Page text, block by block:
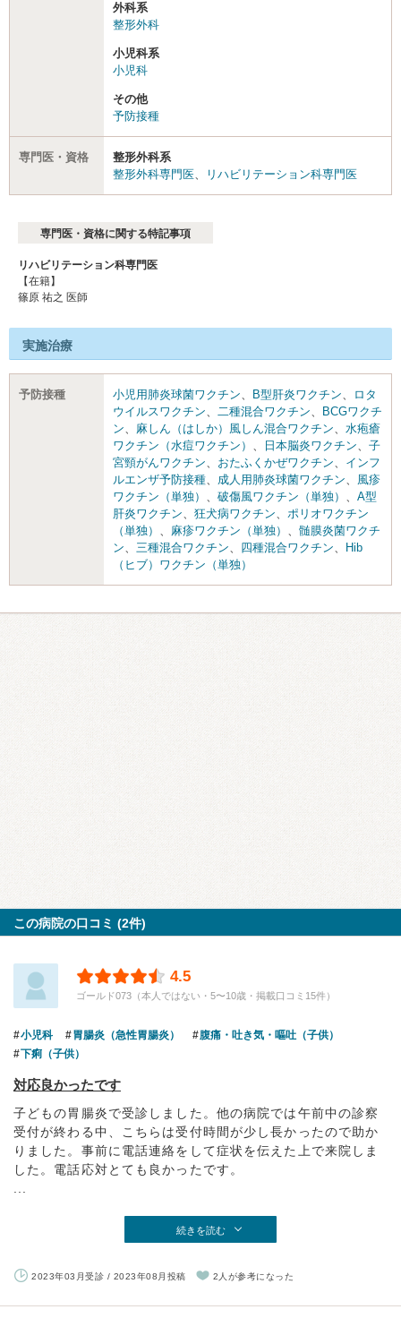
外科系
整形外科
小児科系
小児科
その他
予防接種
専門医・資格
整形外科系
整形外科専門医
リハビリテーション科専門医
専門医・資格に関する特記事項
リハビリテーション科専門医
【在籍】
篠原 祐之 医師
実施治療
予防接種 小児用肺炎球菌ワクチン B型肝炎ワクチン
ロタ
ウイルスワクチン
二種混合ワクチン
BCGワクチ
ン
麻しん（はしか）風しん混合ワクチン
水疱瘡
ワクチン（水痘ワクチン）
日本脳炎ワクチン
子
宮頸がんワクチン
おたふくかぜワクチン
インフ
ルエンザ予防接種
成人用肺炎球菌ワクチン
風疹
ワクチン（単独）
破傷風ワクチン（単独）
A型
肝炎ワクチン
狂犬病ワクチン
ポリオワクチン
（単独）
麻疹ワクチン（単独）
髄膜炎菌ワクチ
ン
三種混合ワクチン 四種混合ワクチン
Hib
（ヒブ）ワクチン（単独）
この病院の口コミ (2件)
4.5
ゴールド073（本人ではない・5〜10歳・掲載口コミ15件）
小児科 胃腸炎（急性胃腸炎）
腹痛・吐き気・嘔吐（子供）
下痢（子供）
対応良かったです
子どもの胃腸炎で受診しました。他の病院では午前中の診察
受付が終わる中、こちらは受付時間が少し長かったので助か
りました。事前に電話連絡をして症状を伝えた上で来院しま
した。電話応対とても良かったです。
続きを読む
2023年03月受診 / 2023年08月投稿 2人が参考になった